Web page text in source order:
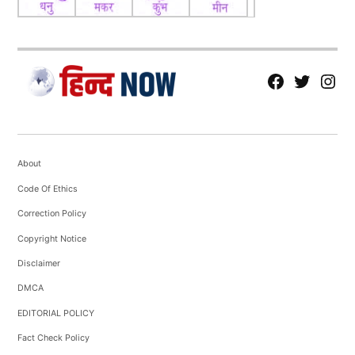
fb Tw tw
About
Code Of Ethics
Correction Policy
Copyright Notice
Disclaimer
DMCA
EDITORIAL POLICY
Fact Check Policy